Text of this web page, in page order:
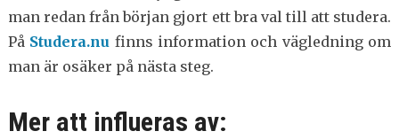
man redan från början gjort ett bra val till att studera.
På Studera.nu finns information och vägledning om
man är osäker på nästa steg.
Mer att influeras av: